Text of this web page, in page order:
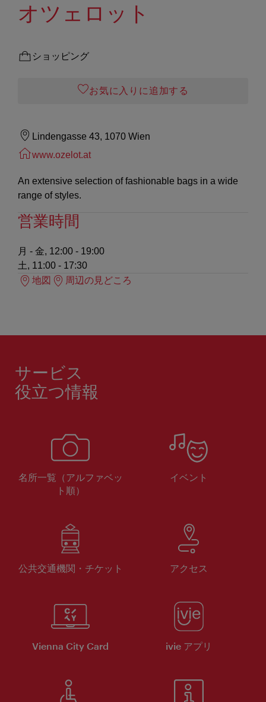
オツェロット
ショッピング
お気に入りに追加する
Lindengasse 43, 1070 Wien
www.ozelot.at
An extensive selection of fashionable bags in a wide
range of styles.
営業時間
月 - 金, 12:00 - 19:00
土, 11:00 - 17:30
地図
周辺の見どころ
サービス
役立つ情報
名所一覧（アルファベッ
ト順）
イベント
公共交通機関・チケット アクセス
Vienna City Card ivie アプリ